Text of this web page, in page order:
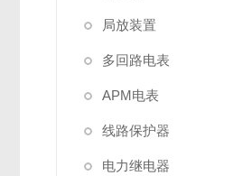
局放装置
多回路电表
APM电表
线路保护器
电力继电器